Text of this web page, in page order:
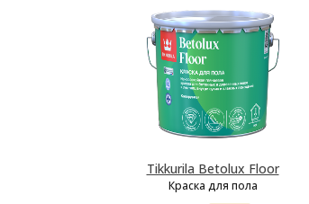
Tikkurila Betolux Floor
Краска для пола